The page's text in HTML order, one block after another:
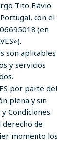
Tito Flávio
con el
(en
son aplicables
y servicios
por parte del
plena y sin
Condiciones.
derecho de
momento los